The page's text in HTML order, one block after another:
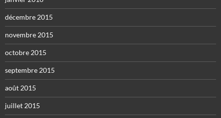
décembre 2015
novembre 2015
octobre 2015
septembre 2015
août 2015
juillet 2015